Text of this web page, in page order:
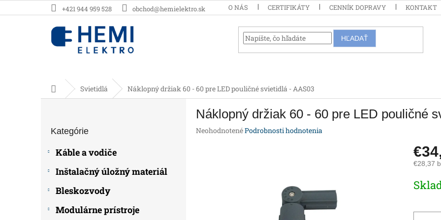
na
+421 944 959 528 obchod@hemielektro.sk O NÁS CERTIFIKÁTY CENNÍK DOPRAVY KONTAKT
HĽADAŤ
DomovSvietidlá Náklopný držiak 60 - 60 pre LED pouličné svietidlá - AAS03
kategórie
Kategórie
Káble a vodiče
Inštalačný úložný materiál
Bleskozvody
Modulárne prístroje
Náklopný držiak 60 - 60 pre LED pouličné
Priemerné
NeohodnotenéPodrobnosti hodnotenia
€28,37
cena: